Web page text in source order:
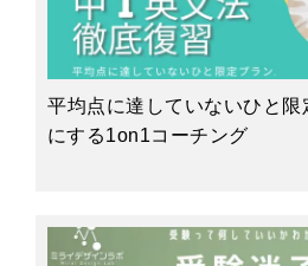
平均点に達していないひと
にする1on1コーチング